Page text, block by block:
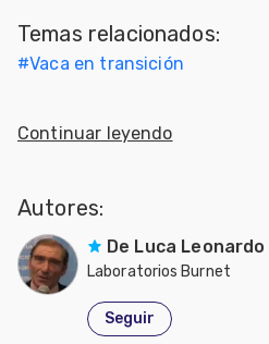
Temas relacionados:
#Vaca en transición
Continuar leyendo
Autores:
De Luca Leonardo
Laboratorios Burnet
Seguir